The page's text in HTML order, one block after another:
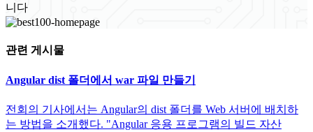
니다
관련 게시물
Angular dist 폴더에서 war 파일 만들기
전회의 기사에서는 Angular의 dist 폴더를 Web 서버에 배치하
는 방법을 소개했다. "Angular 응용 프로그램의 빌드 자산